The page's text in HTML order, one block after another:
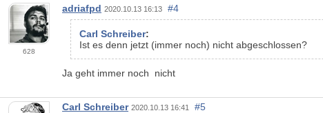
628
adriafpd 2020.10.13 16:13 #4
Carl Schreiber:
Ist es denn jetzt (immer noch) nicht abgeschlossen?
Ja geht immer noch nicht
Carl Schreiber 2020.10.13 16:41 #5